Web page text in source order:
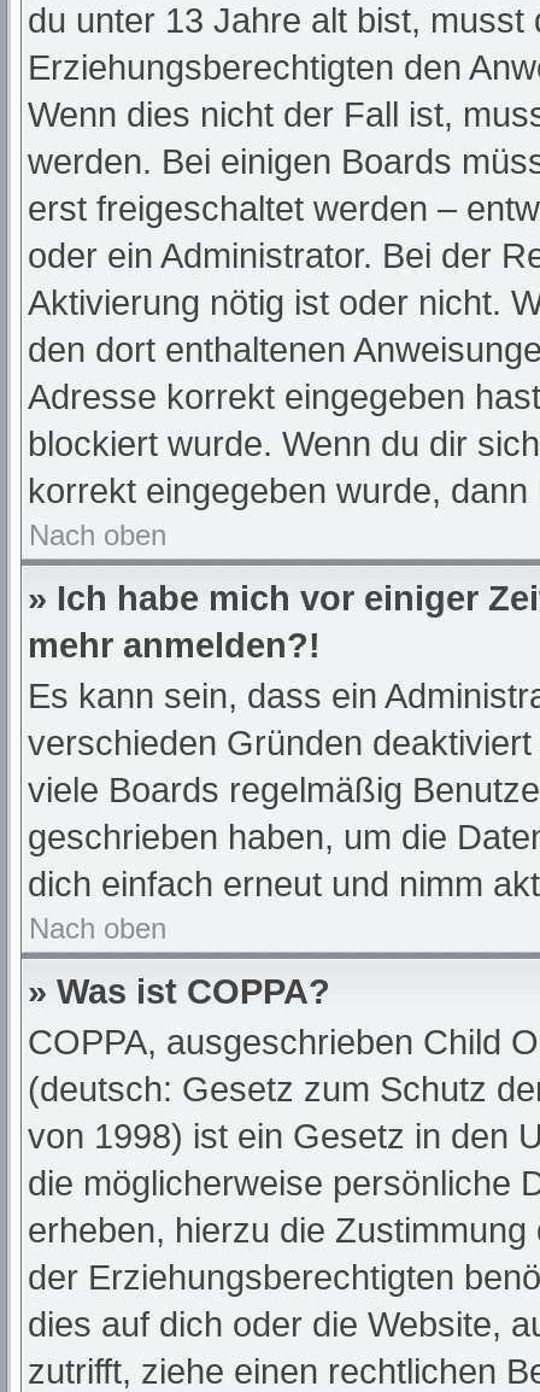
du unter 13 Jahre alt bist,
Erziehungsberechtigten den
Wenn dies nicht der Fall ist,
werden. Bei einigen Boards
erst freigeschaltet werden –
oder ein Administrator. Bei der
Aktivierung nötig ist oder nicht.
den dort enthaltenen
Adresse korrekt eingegeben
blockiert wurde. Wenn du dir
korrekt eingegeben wurde,
Nach oben
» Ich habe mich vor einiger
mehr anmelden?!
Es kann sein, dass ein
verschieden Gründen
viele Boards regelmäßig
geschrieben haben, um die
dich einfach erneut und nimm
Nach oben
» Was ist COPPA?
COPPA, ausgeschrieben Child
(deutsch: Gesetz zum Schutz
von 1998) ist ein Gesetz in den
die möglicherweise persönliche
erheben, hierzu die
der Erziehungsberechtigten
dies auf dich oder die Website,
zutrifft, ziehe einen rechtlichen